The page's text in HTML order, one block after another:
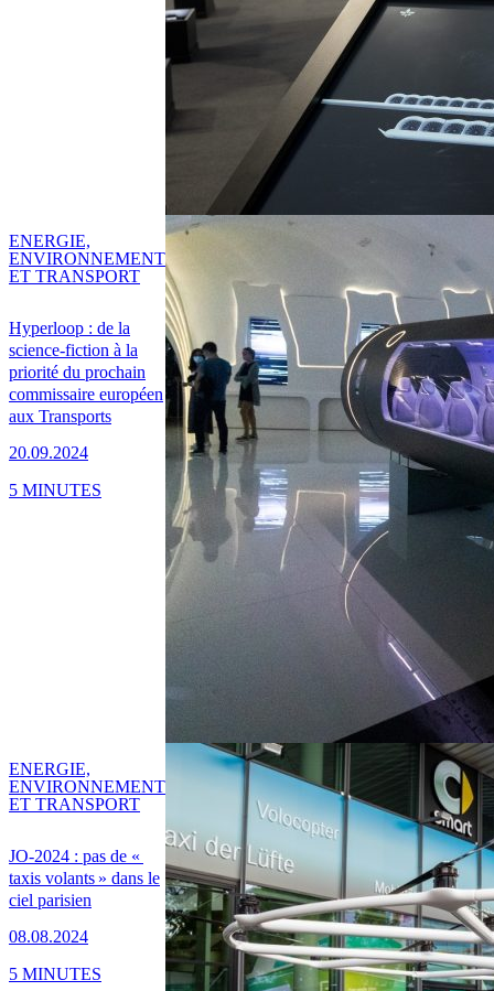
Hyperloop : de la
science-fiction à la
priorité du prochain
commissaire européen
aux Transports
20.09.2024
ENERGIE,
ENVIRONNEMENT
ET TRANSPORT
5 MINUTES
JO-2024 : pas de «
taxis volants » dans le
ciel parisien
08.08.2024
ENERGIE,
ENVIRONNEMENT
ET TRANSPORT
5 MINUTES